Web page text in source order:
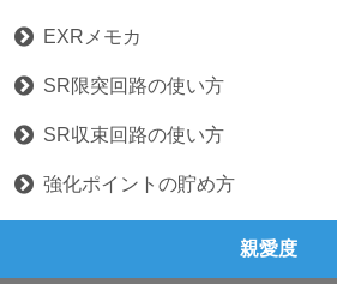
EXRメモカ
SR限突回路の使い方
SR収束回路の使い方
強化ポイントの貯め方
親愛度